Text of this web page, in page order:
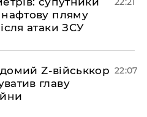
нафтову пляму
атаки ЗСУ
Z-військкор
главу
22:07